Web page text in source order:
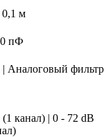
м
пФ
Аналоговый фильтр
канал) | 0 - 72 dB